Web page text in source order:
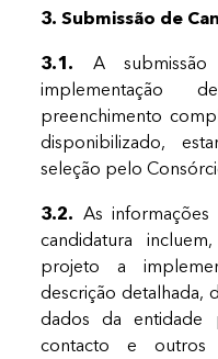
3. Submissão de
3.1. A
preenchimento
disponibilizado,
seleção pelo
3.2. As
candidatura
projeto a
descrição detalhada,
dados da entidade
contacto e outros